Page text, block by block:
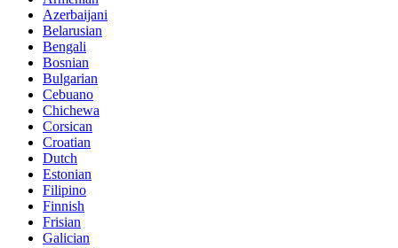
Azerbaijani
Belarusian
Bengali
Bosnian
Bulgarian
Cebuano
Chichewa
Corsican
Croatian
Dutch
Estonian
Filipino
Finnish
Frisian
Galician